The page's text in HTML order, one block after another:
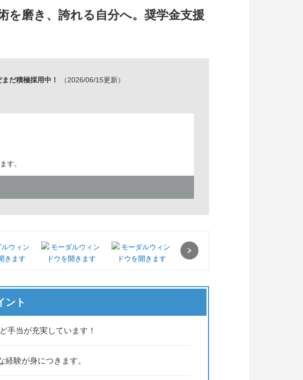
を磨き、誇れる自分へ。奨学金支援
だ積極採用中！ （2026/06/15更新）
す。
す！
ント
手当が充実しています！
験が身につきます。